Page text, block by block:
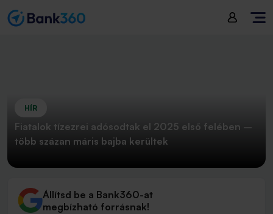
HÍR
Fiatalok tízezrei adósodtak el 2025 első felében –
több százan máris bajba kerültek
Állítsd be a Bank360-at
megbízható forrásnak!